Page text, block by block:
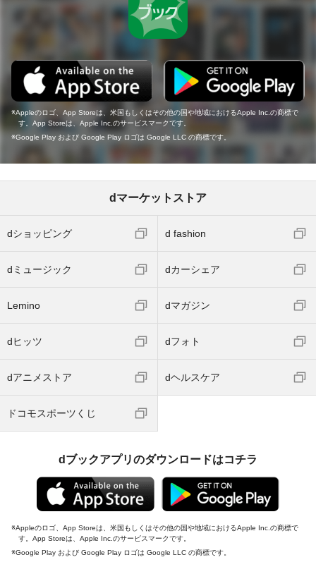
Appleのロゴ、App Storeは、米国もしくはその他の国や地域におけるApple Inc.の商標で
す。App Storeは、Apple Inc.のサービスマークです。
Google Play および Google Play ロゴは Google LLC の商標です。
dマーケットストア
dショッピング d fashion
dミュージック dカーシェア
Lemino dマガジン
dヒッツ dフォト
dアニメストア dヘルスケア
ドコモスポーツくじ
dブックアプリのダウンロードはコチラ
Appleのロゴ、App Storeは、米国もしくはその他の国や地域におけるApple Inc.の商標で
す。App Storeは、Apple Inc.のサービスマークです。
Google Play および Google Play ロゴは Google LLC の商標です。